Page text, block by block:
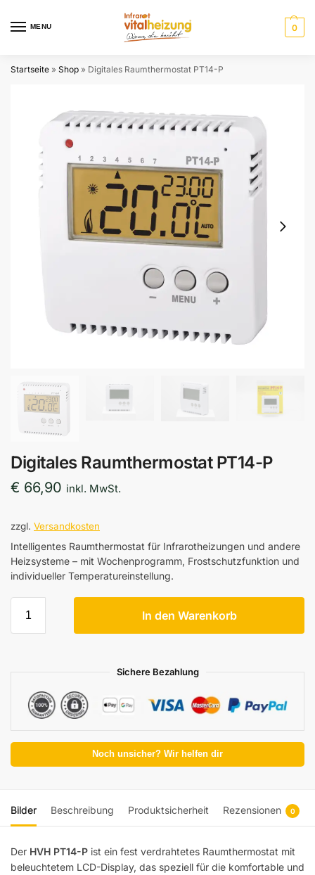
MENU 0
Startseite » Shop » Digitales Raumthermostat PT14-P
Digitales Raumthermostat PT14-P
€ 66,90 inkl. MwSt.
zzgl. Versandkosten
Intelligentes Raumthermostat für Infrarotheizungen und andere
Heizsysteme – mit Wochenprogramm, Frostschutzfunktion und
individueller Temperatureinstellung.
In den Warenkorb
Sichere Bezahlung
Noch unsicher? Wir helfen dir
Bilder Beschreibung Produktsicherheit Rezensionen 0
Der HVH PT14-P ist ein fest verdrahtetes Raumthermostat mit
beleuchtetem LCD-Display, das speziell für die komfortable und